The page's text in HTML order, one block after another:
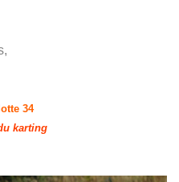
34
karting